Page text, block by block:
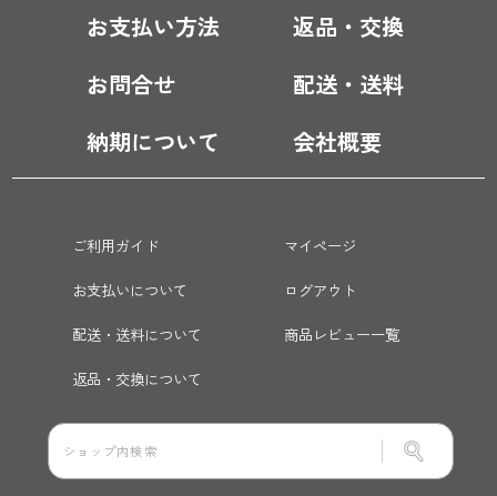
お支払い方法
返品・交換
お問合せ
配送・送料
納期について
会社概要
ご利用ガイド
マイページ
お支払いについて
ログアウト
配送・送料について
商品レビュー一覧
返品・交換について